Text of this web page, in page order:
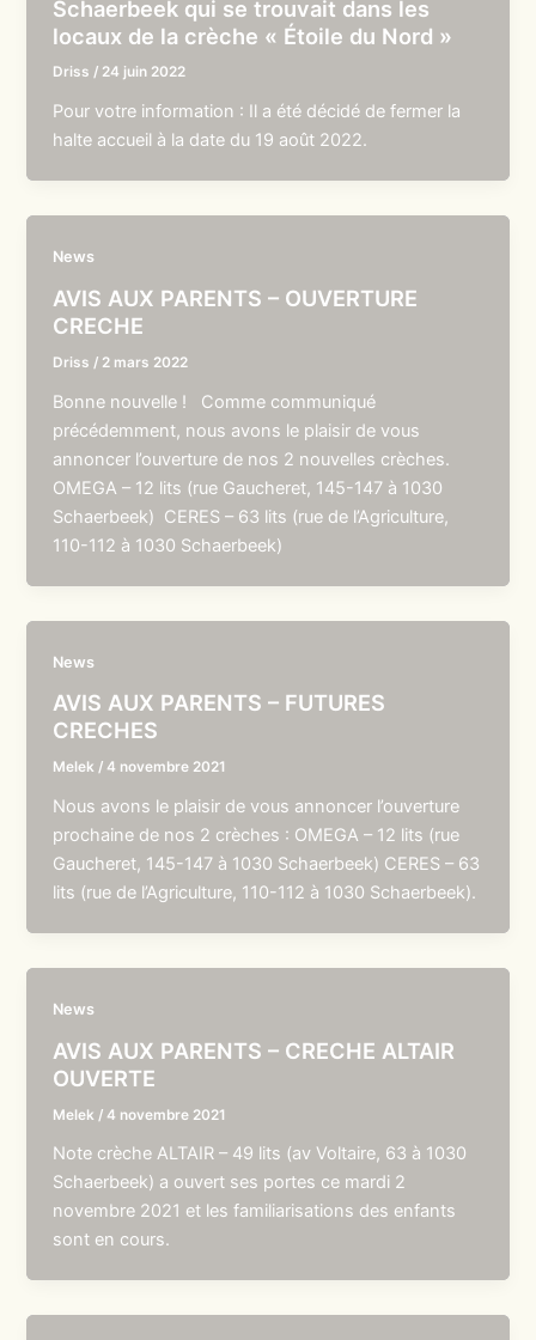
Schaerbeek qui se trouvait dans les
locaux de la crèche « Étoile du Nord »
Driss / 24 juin 2022
Pour votre information : Il a été décidé de fermer la
halte accueil à la date du 19 août 2022.
News
AVIS AUX PARENTS – OUVERTURE
CRECHE
Driss / 2 mars 2022
Bonne nouvelle ! Comme communiqué
précédemment, nous avons le plaisir de vous
annoncer l’ouverture de nos 2 nouvelles crèches.
OMEGA – 12 lits (rue Gaucheret, 145-147 à 1030
Schaerbeek) CERES – 63 lits (rue de l’Agriculture,
110-112 à 1030 Schaerbeek)
News
AVIS AUX PARENTS – FUTURES
CRECHES
Melek /4 novembre 2021
Nous avons le plaisir de vous annoncer l’ouverture
prochaine de nos 2 crèches : OMEGA – 12 lits (rue
Gaucheret, 145-147 à 1030 Schaerbeek) CERES – 63
lits (rue de l’Agriculture, 110-112 à 1030 Schaerbeek).
News
AVIS AUX PARENTS – CRECHE ALTAIR
OUVERTE
Melek /4 novembre 2021
Note crèche ALTAIR – 49 lits (av Voltaire, 63 à 1030
Schaerbeek) a ouvert ses portes ce mardi 2
novembre 2021 et les familiarisations des enfants
sont en cours.